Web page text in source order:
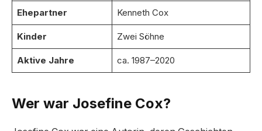
Ehepartner Kenneth Cox
Kinder Zwei Söhne
Aktive Jahre ca. 1987–2020
Wer war Josefine Cox?